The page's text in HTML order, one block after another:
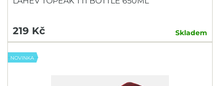
219 Kč Skladem
NOVINKA